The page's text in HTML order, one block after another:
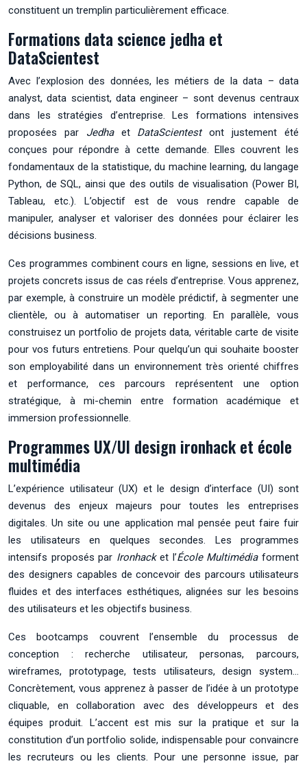
constituent un tremplin particulièrement efficace.
Formations data science jedha et
DataScientest
Avec l’explosion des données, les métiers de la data – data
analyst, data scientist, data engineer – sont devenus centraux
dans les stratégies d’entreprise. Les formations intensives
proposées par Jedhaet DataScientestont justement été
conçues pour répondre à cette demande. Elles couvrent les
fondamentaux de la statistique, du machine learning, du langage
Python, de SQL, ainsi que des outils de visualisation (Power BI,
Tableau, etc.). L’objectif est de vous rendre capable de
manipuler, analyser et valoriser des données pour éclairer les
décisions business.
Ces programmes combinent cours en ligne, sessions en live, et
projets concrets issus de cas réels d’entreprise. Vous apprenez,
par exemple, à construire un modèle prédictif, à segmenter une
clientèle, ou à automatiser un reporting. En parallèle, vous
construisez un portfolio de projets data, véritable carte de visite
pour vos futurs entretiens. Pour quelqu’un qui souhaite booster
son employabilité dans un environnement très orienté chiffres
et performance, ces parcours représentent une option
stratégique, à mi-chemin entre formation académique et
immersion professionnelle.
Programmes UX/UI design ironhack et école
multimédia
L’expérience utilisateur (UX) et le design d’interface (UI) sont
devenus des enjeux majeurs pour toutes les entreprises
digitales. Un site ou une application mal pensée peut faire fuir
les utilisateurs en quelques secondes. Les programmes
intensifs proposés par Ironhacket l’École Multimédiaforment
des designers capables de concevoir des parcours utilisateurs
fluides et des interfaces esthétiques, alignées sur les besoins
des utilisateurs et les objectifs business.
Ces bootcamps couvrent l’ensemble du processus de
conception : recherche utilisateur, personas, parcours,
wireframes, prototypage, tests utilisateurs, design system…
Concrètement, vous apprenez à passer de l’idée à un prototype
cliquable, en collaboration avec des développeurs et des
équipes produit. L’accent est mis sur la pratique et sur la
constitution d’un portfolio solide, indispensable pour convaincre
les recruteurs ou les clients. Pour une personne issue, par